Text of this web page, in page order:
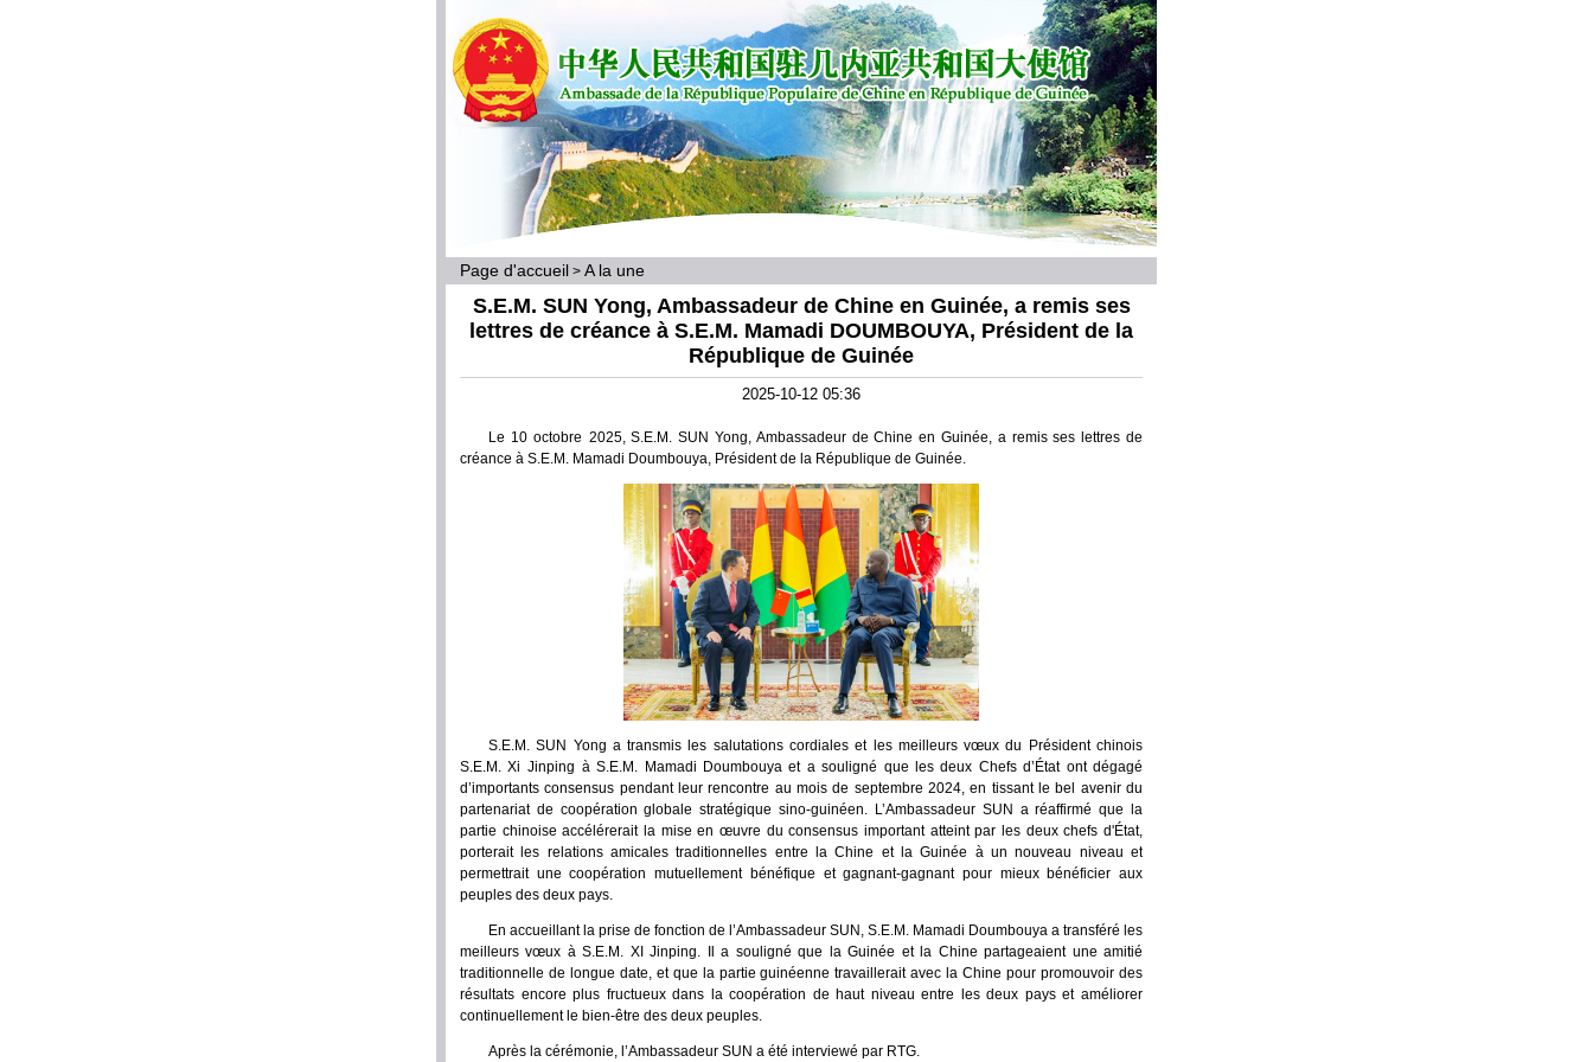
Page d'accueil > A la une
S.E.M. SUN Yong, Ambassadeur de Chine en Guinée, a remis ses
lettres de créance à S.E.M. Mamadi DOUMBOUYA, Président de la
République de Guinée
2025-10-12 05:36
Le 10 octobre 2025, S.E.M. SUN Yong, Ambassadeur de Chine en Guinée, a remis ses lettres de
créance à S.E.M. Mamadi Doumbouya, Président de la République de Guinée.
S.E.M. SUN Yong a transmis les salutations cordiales et les meilleurs vœux du Président chinois
S.E.M. Xi Jinping à S.E.M. Mamadi Doumbouya et a souligné que les deux Chefs d’État ont dégagé
d’importants consensus pendant leur rencontre au mois de septembre 2024, en tissant le bel avenir du
partenariat de coopération globale stratégique sino-guinéen. L’Ambassadeur SUN a réaffirmé que la
partie chinoise accélérerait la mise en œuvre du consensus important atteint par les deux chefs d'État,
porterait les relations amicales traditionnelles entre la Chine et la Guinée à un nouveau niveau et
permettrait une coopération mutuellement bénéfique et gagnant-gagnant pour mieux bénéficier aux
peuples des deux pays.
En accueillant la prise de fonction de l’Ambassadeur SUN, S.E.M. Mamadi Doumbouya a transféré les
meilleurs vœux à S.E.M. XI Jinping. Il a souligné que la Guinée et la Chine partageaient une amitié
traditionnelle de longue date, et que la partie guinéenne travaillerait avec la Chine pour promouvoir des
résultats encore plus fructueux dans la coopération de haut niveau entre les deux pays et améliorer
continuellement le bien-être des deux peuples.
Après la cérémonie, l’Ambassadeur SUN a été interviewé par RTG.